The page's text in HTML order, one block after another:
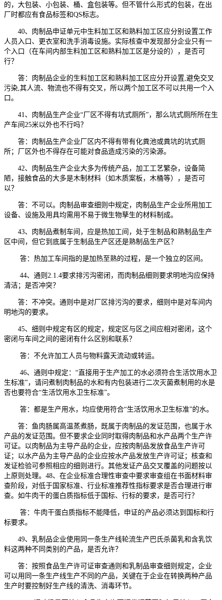
的，大包装、小包装、桶、盒包装等。但不管什么形式的包装，在出
厂时都应有食品标签和QS标志。
40、肉制品申证单元中生料加工区和熟料加工区应分别设置工作
人员入口、更衣室和洗手消毒设施。实际核查中发现部分企业只有一
个入口（在车间内部生料加工区和熟料加工区是分设的），是否可
行？
答：肉制品企业的生料加工区和熟料加工区应分开设置,避免交叉
污染,其人流、物流也不得有交叉，所以两个加工区不可以共用一个入
口。
41、肉制品生产企业“厂区不得有坑式厕所”，那么坑式厕所所在生
产车间25米以外也不行吗？
答：肉制品生产企业厂区内不得有带有化粪池或粪坑的坑式厕
所；厂区外也不得存在可能对食品造成污染的污染源。
42、肉制品生产企业大多为传统产品，加工工艺繁杂，设备简
陋，接触食品的大多是木制材料（如木质案板，木桶等），是否可
以？
答：不可以。肉制品审查细则中规定，肉制品生产企业所用加工
设备、设施及用具均需用不易于微生物孳生的材料制成。
43、肉制品煮制车间，应是热加工间，处于生制品和熟制品生产
区中间，但它到底属于生制品生产区还是熟制品生产区？
答：热加工车间指的是加热至熟的过程，是一个独立的区间。
44、通则2.1.4要求排污沟密闭，而肉制品细则要求明地沟应保持
清洁；是否冲突？
答：不冲突。通则中是对厂区排污沟的要求，细则中是对车间内
明地沟的要求。
45、细则中规定有区的规定，规定区与区之间应相对密闭，这个
密闭与车间之间的密闭有什么区别和联系？
答：不允许加工人员与物料露天流动或转运。
46、通则中规定：“直接用于生产加工的水必须符合生活饮用水卫
生标准”，请问煮制肉制品的水和有内包装进行二次灭菌煮制用的水是
否也要符合“生活饮用水卫生标准”。
答：都是生产用水，均应使用符合“生活饮用水卫生标准”的水。
答：鱼肉肠属高温蒸煮肠，既属于肉制品的发证范围，也属于水
产品的发证范围。但不要求企业同时取得肉制品和水产品两个生产许
可证。以肉制品为主导产品的企业，应按肉制品发放食品生产许可
证；以水产品为主导产品的企业应按水产品发放生产许可证；核查和
发证检验可参照相应的细则进行。其他发证产品交叉覆盖的问题按以
上原则处理。48、在企业标准合理性审查中要求审查组在书面材料审
查阶段，对低于国家标准、行业标准推荐性指标要求是否合理进行审
查。如牛肉干的蛋白质指标低于国标、行标的要求，是否可行？
答：牛肉干蛋白质指标不能降低，申证的产品必须达到国标和行
标要求。
49、乳制品企业使用同一条生产线轮流生产巴氏杀菌乳和含乳饮
料这两种不同类别的产品，是否允许？
答：按照食品生产许可证审查通则和乳制品审查细则规定，企业
可以用同一条生产线生产不同的产品，关键在于企业在转换两种产品
生产时要控制好生产线的清洗、消毒环节。